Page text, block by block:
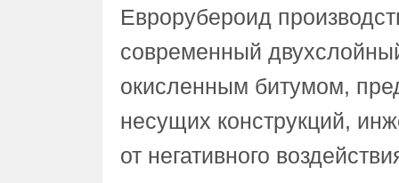
Еврорубероид
современный
окисленным битумом,
несущих конструкций,
от негативного